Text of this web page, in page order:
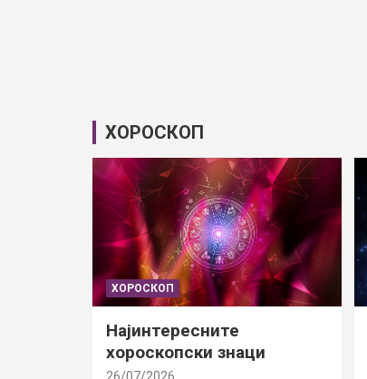
ХОРОСКОП
ХОРОСКОП
Најинтересните
хороскопски знаци